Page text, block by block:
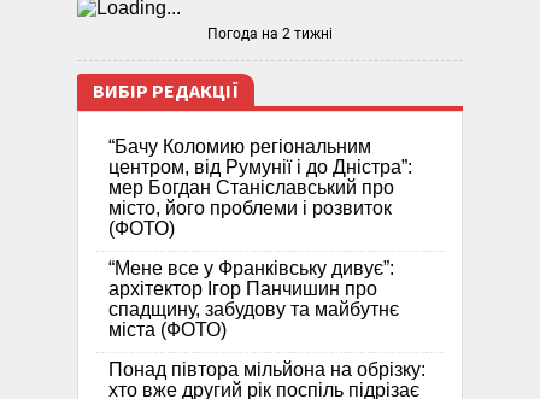
Погода на 2 тижні
ВИБІР РЕДАКЦІЇ
“Бачу Коломию регіональним
центром, від Румунії і до Дністра”:
мер Богдан Станіславський про
місто, його проблеми і розвиток
(ФОТО)
“Мене все у Франківську дивує”:
архітектор Ігор Панчишин про
спадщину, забудову та майбутнє
міста (ФОТО)
Понад півтора мільйона на обрізку:
хто вже другий рік поспіль підрізає